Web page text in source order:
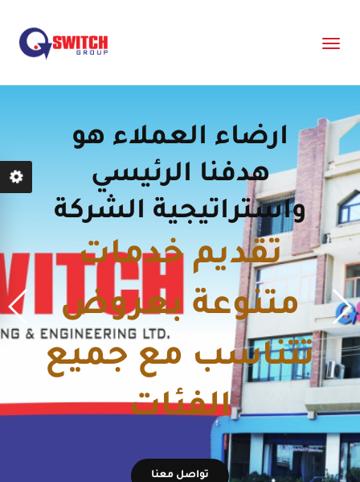
ارضاء العملاء هو
هدفنا الرئيسي
واستراتيجية الشركة
تقديم خدمات
متنوعة بعروض
تتناسب مع جميع
الفئات
تواصل معنا